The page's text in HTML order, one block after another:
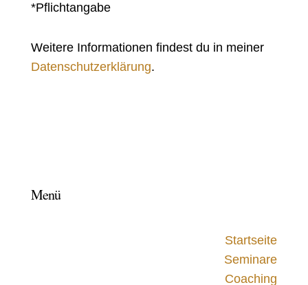
*Pflichtangabe
Weitere Informationen findest du in meiner
Datenschutzerklärung.
Menü
Startseite
Seminare
Coaching